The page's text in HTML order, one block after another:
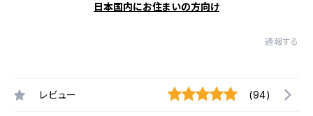
日本国内にお住まいの方向け
通報する
レビュー (94)